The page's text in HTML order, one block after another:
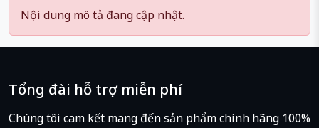
Nội dung mô tả đang cập nhật.
Tổng đài hỗ trợ miễn phí
Chúng tôi cam kết mang đến sản phẩm chính hãng 100%